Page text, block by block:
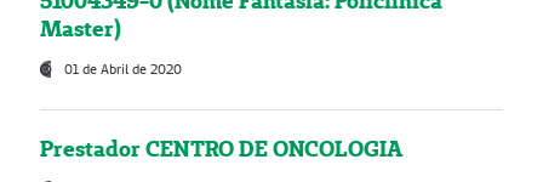
Master)
01 de Abril de 2020
Prestador CENTRO DE ONCOLOGIA